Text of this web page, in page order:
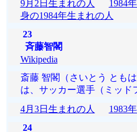
9月2日生まれの人 1984
身の1984年生まれの人
23
斉藤智閣
Wikipedia
斎藤 智閣（さいとう ともは
は、サッカー選手（ミッド
4月3日生まれの人
1983
24